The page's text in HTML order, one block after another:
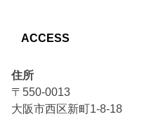
ACCESS
住所
〒550-0013
大阪市西区新町1-8-18